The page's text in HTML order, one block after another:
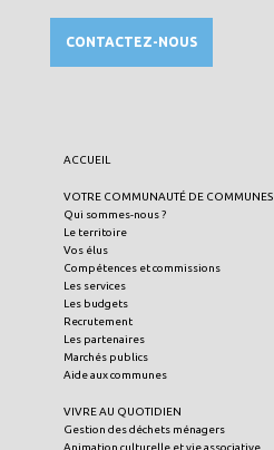
CONTACTEZ-NOUS
ACCUEIL
VOTRE COMMUNAUTÉ DE COMMUNES
Qui sommes-nous ?
Le territoire
Vos élus
Compétences et commissions
Les services
Les budgets
Recrutement
Les partenaires
Marchés publics
Aide aux communes
VIVRE AU QUOTIDIEN
Gestion des déchets ménagers
Animation culturelle et vie associative